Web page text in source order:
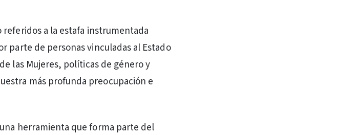
a la estafa instrumentada
parte de personas vinculadas al Estado
las Mujeres, políticas de género y
más profunda preocupación e
herramienta que forma parte del